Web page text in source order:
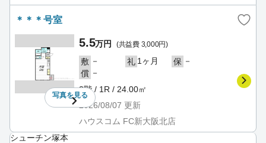
＊＊＊号室
写真を見る
5.5万円 (共益費 3,000円)
敷 － 礼 1ヶ月 保 －
償 －
2階 / 1R / 24.00㎡
2026/08/07 更新
ハウスコム FC新大阪北店
シューチン塚本